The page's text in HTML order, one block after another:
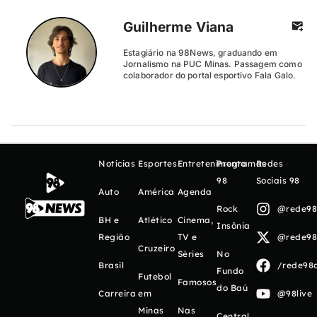
Guilherme Viana
Estagiário na 98News, graduando em
Jornalismo na PUC Minas. Passagem como
colaborador do portal esportivo Fala Galo.
Notícias
Auto
BH e
Região
Brasil
Carreira
Esportes
América
Atlético
Cruzeiro
Futebol
em
Minas
Entretenimento
Agenda
Cinema,
TV e
Séries
Famosos
Nas
Programas
98
Rock
Insônia
No
Fundo
do Baú
Redes
Sociais 98
/
@98live